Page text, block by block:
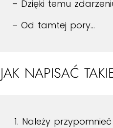
– Dzięki temu
– Od tamtej pory…
JAK NAPISAĆ
Należy